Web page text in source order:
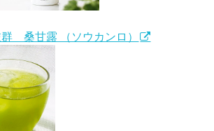
桑甘露 （ソウカンロ）